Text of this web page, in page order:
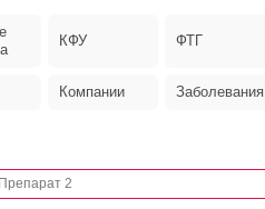
КФУ ФТГ
Компании Заболевания